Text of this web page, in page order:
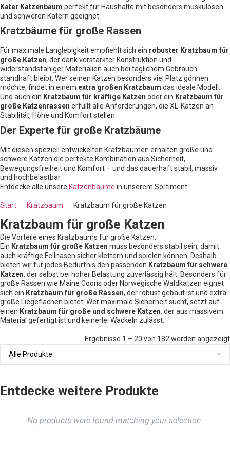
Kater Katzenbaum perfekt für Haushalte mit besonders muskulösen
und schweren Katern geeignet.
Kratzbäume für große Rassen
Für maximale Langlebigkeit empfiehlt sich ein robuster Kratzbaum für
große Katzen, der dank verstärkter Konstruktion und
widerstandsfähiger Materialien auch bei täglichem Gebrauch
standhaft bleibt. Wer seinen Katzen besonders viel Platz gönnen
möchte, findet in einem extra großen Kratzbaum das ideale Modell.
Und auch ein Kratzbaum für kräftige Katzen oder ein Kratzbaum für
große Katzenrassen erfüllt alle Anforderungen, die XL-Katzen an
Stabilität, Höhe und Komfort stellen.
Der Experte für große Kratzbäume
Mit diesen speziell entwickelten Kratzbäumen erhalten große und
schwere Katzen die perfekte Kombination aus Sicherheit,
Bewegungsfreiheit und Komfort – und das dauerhaft stabil, massiv
und hochbelastbar.
Entdecke alle unsere Katzenbäume in unserem Sortiment.
Start Kratzbaum Kratzbaum für große Katzen
Kratzbaum für große Katzen
Die Vorteile eines Kratzbaums für große Katzen:
Ein Kratzbaum für große Katzen muss besonders stabil sein, damit
auch kräftige Fellnasen sicher klettern und spielen können. Deshalb
bieten wir für jedes Bedürfnis den passenden Kratzbaum für schwere
Katzen, der selbst bei hoher Belastung zuverlässig hält. Besonders für
große Rassen wie Maine Coons oder Norwegische Waldkatzen eignet
sich ein Kratzbaum für große Rassen, der robust gebaut ist und extra
große Liegeflächen bietet. Wer maximale Sicherheit sucht, setzt auf
einen Kratzbaum für große und schwere Katzen, der aus massivem
Material gefertigt ist und keinerlei Wackeln zulässt.
Ergebnisse 1 – 20 von 182 werden angezeigt
Entdecke weitere Produkte
No products were found matching your selection.